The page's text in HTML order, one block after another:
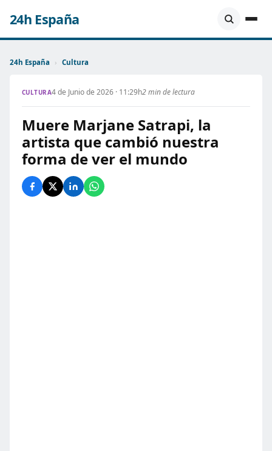
24h España
24h España › Cultura
CULTURA4 de Junio de 2026 · 11:29h2 min de lectura
Muere Marjane Satrapi, la
artista que cambió nuestra
forma de ver el mundo